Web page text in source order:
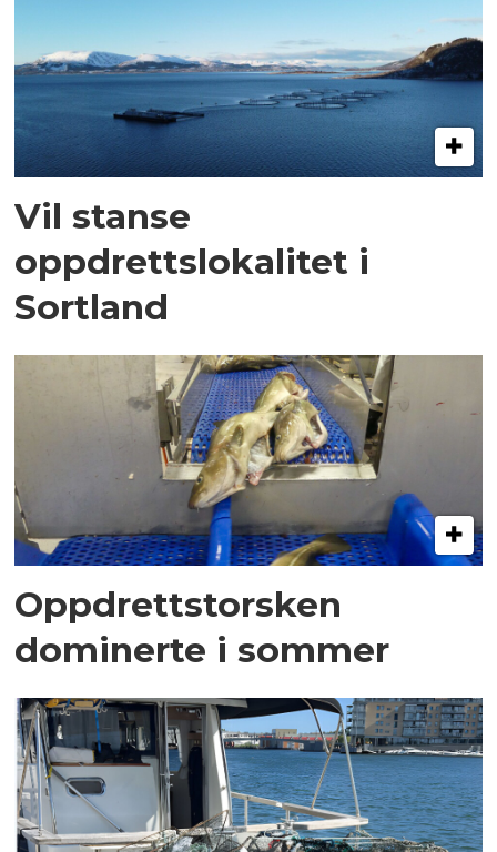
Vil stanse
oppdrettslokalitet i
Sortland
Oppdrettstorsken
dominerte i sommer